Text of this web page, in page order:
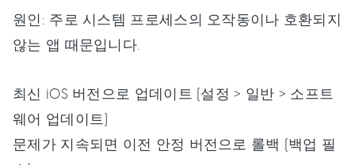
원인: 주로 시스템 프로세스의 오작동이나 호환되지
않는 앱 때문입니다.
최신 iOS 버전으로 업데이트 (설정 > 일반 > 소프트
웨어 업데이트)
문제가 지속되면 이전 안정 버전으로 롤백 (백업 필